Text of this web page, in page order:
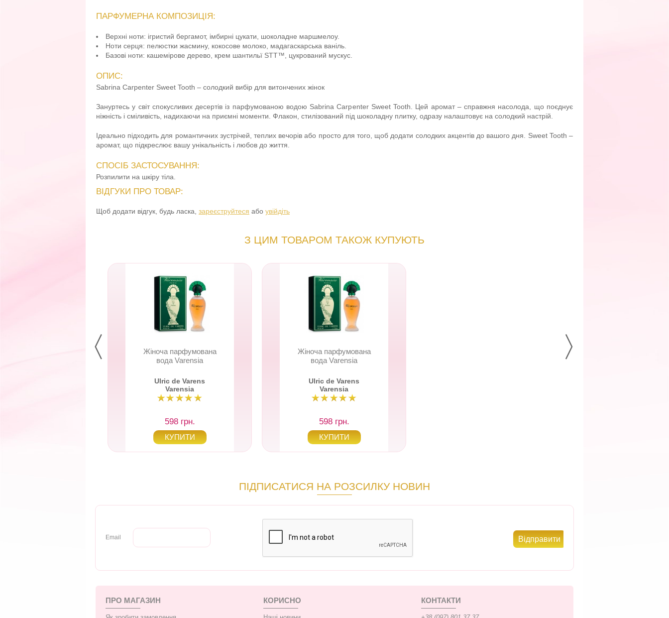
ПАРФУМЕРНА КОМПОЗИЦІЯ:
Верхні ноти: ігристий бергамот, імбирні цукати, шоколадне маршмелоу.
Ноти серця: пелюстки жасмину, кокосове молоко, мадагаскарська ваніль.
Базові ноти: кашемірове дерево, крем шантильї STT™, цукрований мускус.
ОПИС:
Sabrina Carpenter Sweet Tooth – солодкий вибір для витончених жінок
Зануртесь у світ спокусливих десертів із парфумованою водою Sabrina Carpenter Sweet Tooth. Цей аромат – справжня насолода, що поєднує
ніжність і сміливість, надихаючи на приємні моменти. Флакон, стилізований під шоколадну плитку, одразу налаштовує на солодкий настрій.
Ідеально підходить для романтичних зустрічей, теплих вечорів або просто для того, щоб додати солодких акцентів до вашого дня. Sweet Tooth –
аромат, що підкреслює вашу унікальність і любов до життя.
СПОСІБ ЗАСТОСУВАННЯ:
Розпилити на шкіру тіла.
ВІДГУКИ ПРО ТОВАР:
Щоб додати відгук, будь ласка, зареєструйтеся або увійдіть
З ЦИМ ТОВАРОМ ТАКОЖ КУПУЮТЬ
Жіноча парфумована
вода Varensia
Ulric de Varens
Varensia
598 грн.
Жіноча парфумована
вода Varensia
Ulric de Varens
Varensia
598 грн.
ПІДПИСАТИСЯ НА РОЗСИЛКУ НОВИН
Email
ПРО МАГАЗИН КОРИСНО КОНТАКТИ